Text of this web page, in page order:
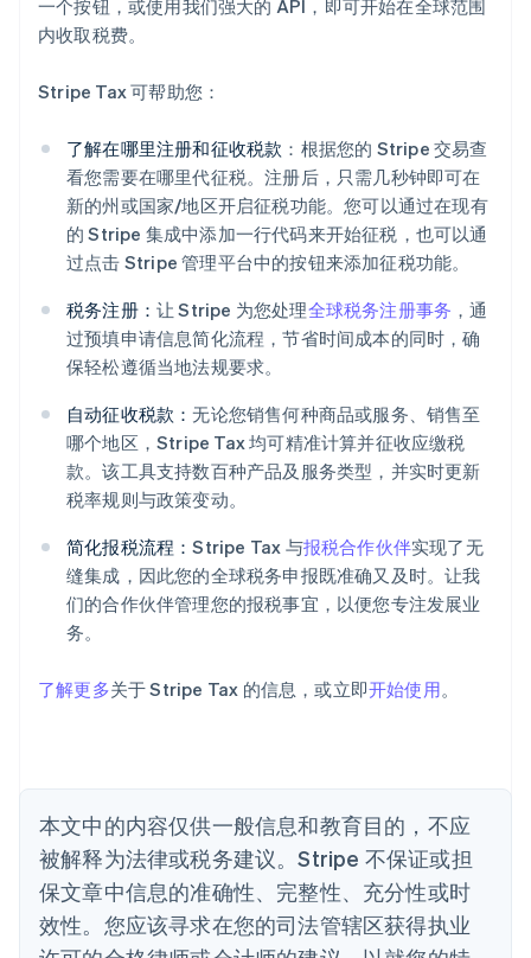
一个按钮，或使用我们强大的 API，即可开始在全球范围
内收取税费。
Stripe Tax 可帮助您：
了解在哪里注册和征收税款 ：根据您的 Stripe 交易查
看您需要在哪里代征税。注册后，只需几秒钟即可在
新的州或国家/地区开启征税功能。您可以通过在现有
的 Stripe 集成中添加一行代码来开始征税，也可以通
过点击 Stripe 管理平台中的按钮来添加征税功能。
税务注册： 让 Stripe 为您处理全球税务注册事务 ，通
过预填申请信息简化流程，节省时间成本的同时，确
保轻松遵循当地法规要求。
自动征收税款：无论您销售何种商品或服务、销售至
哪个地区，Stripe Tax 均可精准计算并征收应缴税
款。该工具支持数百种产品及服务类型，并实时更新
税率规则与政策变动。
简化报税流程：Stripe Tax 与报税合作伙伴实现了无
缝集成，因此您的全球税务申报既准确又及时。让我
们的合作伙伴管理您的报税事宜，以便您专注发展业
务。
了解更多关于 Stripe Tax 的信息，或立即开始使用。
本文中的内容仅供一般信息和教育目的，不应
被解释为法律或税务建议。Stripe 不保证或担
保文章中信息的准确性、完整性、充分性或时
效性。您应该寻求在您的司法管辖区获得执业
阿联酋
English
爱尔兰
English
English
奥地利
Deutsch English
澳大利亚
English
Português English
English
丹麦
English
德国
DeutschEnglish
法国